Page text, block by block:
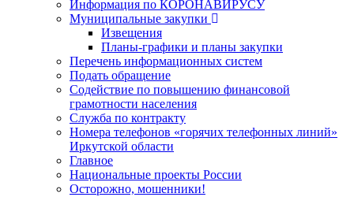
Информация по КОРОНАВИРУСУ
Муниципальные закупки
Извещения
Планы-графики и планы закупки
Перечень информационных систем
Подать обращение
Содействие по повышению финансовой
грамотности населения
Служба по контракту
Номера телефонов «горячих телефонных линий»
Иркутской области
Главное
Национальные проекты России
Осторожно, мошенники!